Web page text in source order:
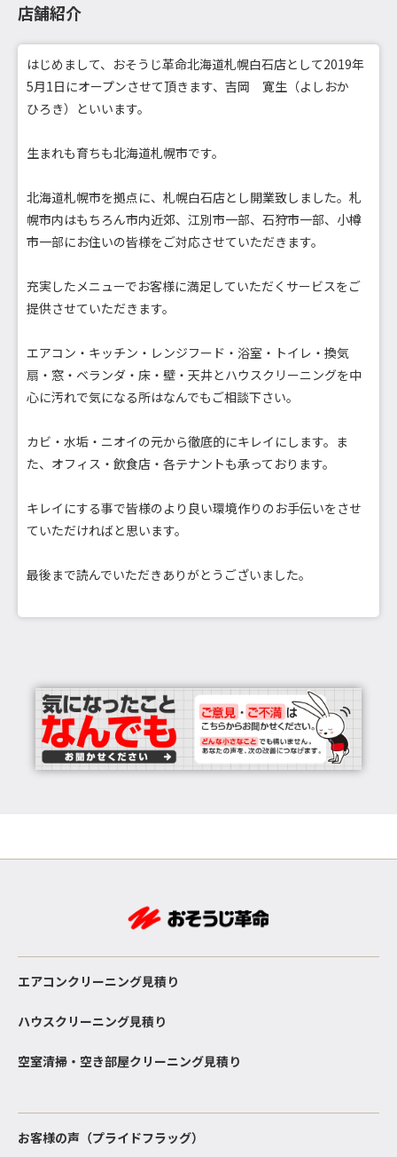
店舗紹介
はじめまして、おそうじ革命北海道札幌白石店として2019年
5月1日にオープンさせて頂きます、吉岡 寛生（よしおか
ひろき）といいます。
生まれも育ちも北海道札幌市です。
北海道札幌市を拠点に、札幌白石店とし開業致しました。札
幌市内はもちろん市内近郊、江別市一部、石狩市一部、小樽
市一部にお住いの皆様をご対応させていただきます。
充実したメニューでお客様に満足していただくサービスをご
提供させていただきます。
エアコン・キッチン・レンジフード・浴室・トイレ・換気
扇・窓・ベランダ・床・壁・天井とハウスクリーニングを中
心に汚れで気になる所はなんでもご相談下さい。
カビ・水垢・ニオイの元から徹底的にキレイにします。ま
た、オフィス・飲食店・各テナントも承っております。
キレイにする事で皆様のより良い環境作りのお手伝いをさせ
ていただければと思います。
最後まで読んでいただきありがとうございました。
エアコンクリーニング見積り
ハウスクリーニング見積り
空室清掃・空き部屋クリーニング見積り
お客様の声（プライドフラッグ）